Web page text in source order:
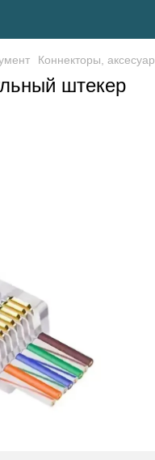
Коннекторы,
штекер